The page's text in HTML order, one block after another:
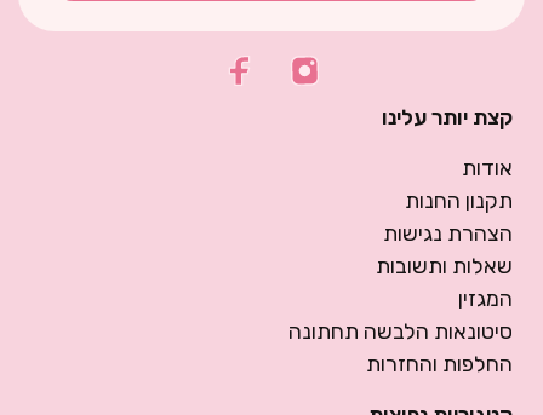
קצת יותר עלינו
אודות
תקנון החנות
הצהרת נגישות
שאלות ותשובות
המגזין
סיטונאות הלבשה תחתונה
החלפות והחזרות